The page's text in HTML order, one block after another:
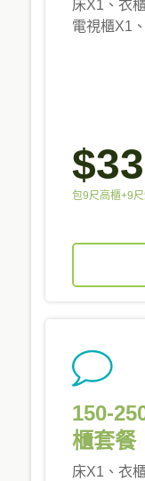
床X1、衣
電視櫃X1
包9尺高櫃+9
150-
櫃套餐
床X1、衣